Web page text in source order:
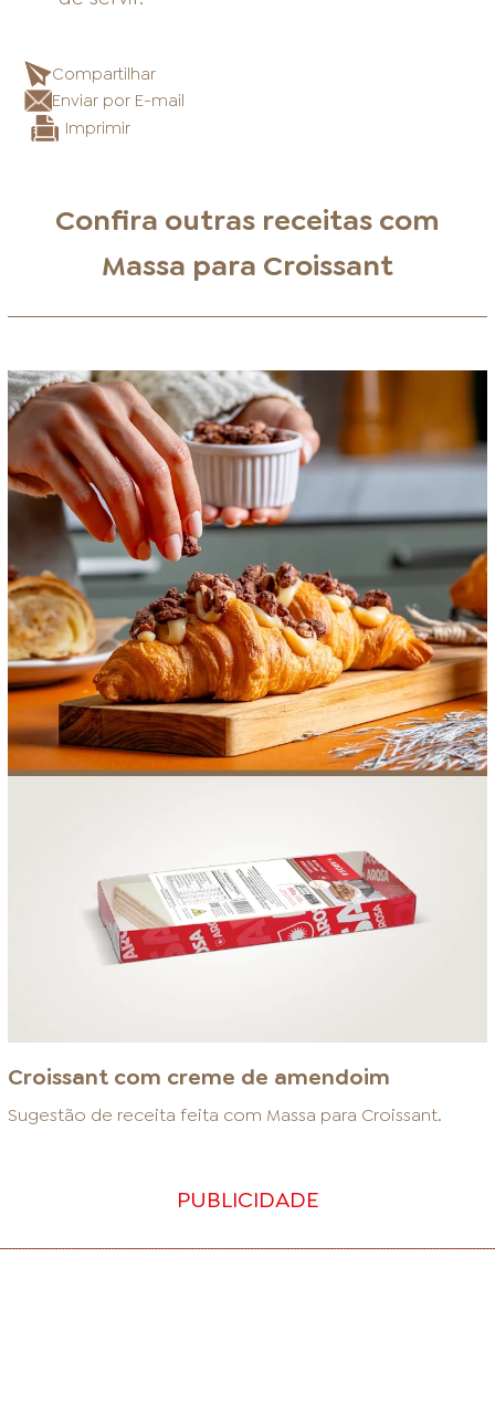
Compartilhar
Enviar por E-mail
Imprimir
Confira outras receitas com
Massa para Croissant
Croissant com creme de amendoim
Sugestão de receita feita com Massa para Croissant.
PUBLICIDADE